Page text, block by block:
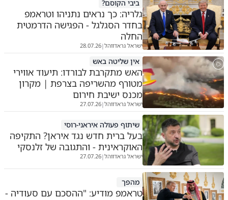
ביבי הקוסם?
גלריה: כך נראים נתניהו וטראמפ
בחדר הסגלגל - הפגישה הדרמטית
החלה
ישראל גראדווהל|
28.07.26
אין שליטה באש
האש מתקרבת לבורדו: תיעוד אווירי
מטורף מהשריפה בצרפת | מקרון
מכנס ישיבת חירום
ישראל גראדווהל|
27.07.26
שיתוף פעולה איראני-רוסי
בעל ברית חדש נגד איראן? התקיפה
האוקראינית - והתגובה של זלנסקי
ישראל גראדווהל|
27.07.26
מהפך
טראמפ מודיע: "ההסכם עם סעודיה -